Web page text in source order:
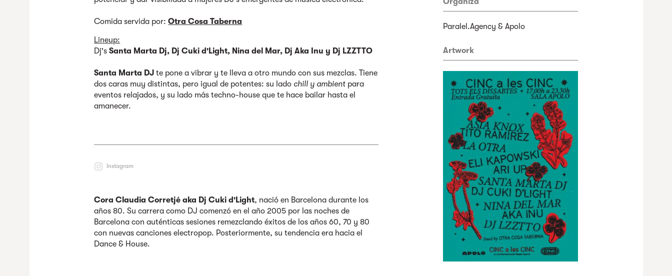
Comida servida por:Otra Cosa Taberna
Lineup:
Dj'sSanta Marta Dj, Dj Cuki d'Light, Nina del Mar, Dj Aka Inu y Dj LZZTTO
Santa Marta DJ te pone a vibrar y te lleva a otro mundo con sus mezclas. Tiene
dos caras muy distintas, pero igual de potentes: su lado chill y ambient para
eventos relajados, y su lado más techno-house que te hace bailar hasta el
amanecer.
Instagram
Cora Claudia Corretjé aka Dj Cuki d'Light, nació en Barcelona durante los
años 80. Su carrera como DJ comenzó en el año 2005 por las noches de
Barcelona con auténticas sesiones remezclando éxitos de los años 60, 70 y 80
con nuevas canciones electropop. Posteriormente, su tendencia era hacia el
Dance & House.
Paralel.Agency & Apolo
Artwork